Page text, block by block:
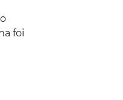
foi